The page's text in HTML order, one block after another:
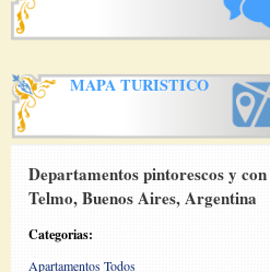
MAPA TURISTICO
Departamentos pintorescos y
Telmo, Buenos Aires, Argentina
Categorias:
Apartamentos Todos